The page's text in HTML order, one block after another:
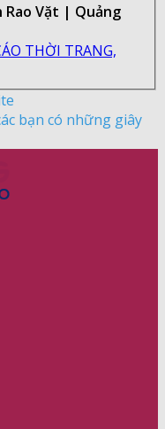
Rao Vặt | Quảng
THỜI TRANG,
bạn có những giây